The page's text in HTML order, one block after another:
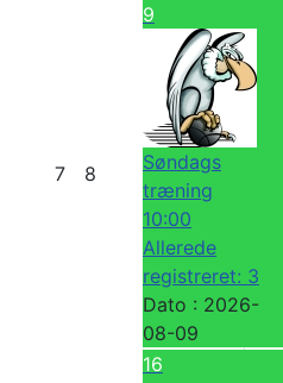
7 8
9
Søndags
træning
10:00
Allerede
registreret: 3
Dato : 2026-
08-09
16